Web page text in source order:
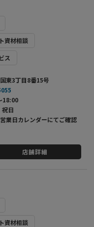
資材相談
ス
東3丁目8番15号
18:00
祝日
業日カレンダーにてご確認
店舗詳細
資材相談